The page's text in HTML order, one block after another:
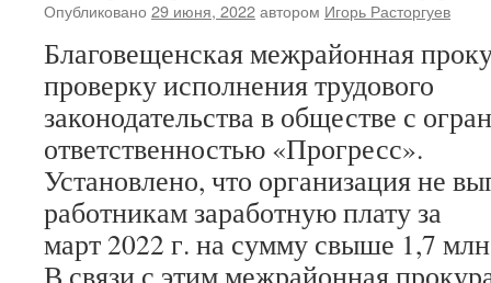
Опубликовано 29 июня, 2022автором Игорь Расторгуев
Благовещенская межрайонная
проверку исполнения трудового
законодательства в обществе с
ответственностью «Прогресс».
Установлено, что организация не
работникам заработную плату за
март 2022 г. на сумму свыше 1,7
В связи с этим межрайонная